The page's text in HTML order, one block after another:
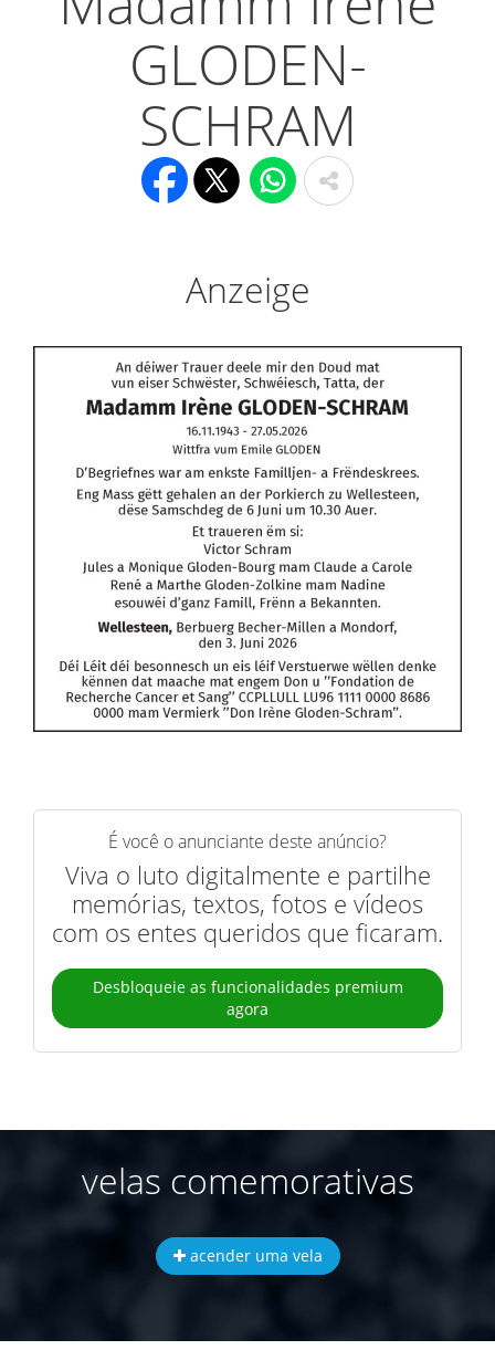
GLODEN-
SCHRAM
Anzeige
É você o anunciante deste anúncio?
Viva o luto digitalmente e partilhe
memórias, textos, fotos e vídeos
com os entes queridos que ficaram.
Desbloqueie as funcionalidades premium
agora
velas comemorativas
acender uma vela